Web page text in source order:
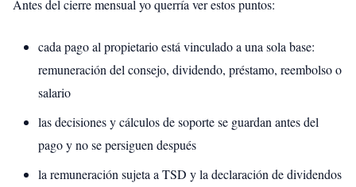
Antes del cierre mensual yo querría ver estos puntos:
cada pago al propietario está vinculado a una sola base:
remuneración del consejo, dividendo, préstamo, reembolso o
salario
las decisiones y cálculos de soporte se guardan antes del
pago y no se persiguen después
la remuneración sujeta a TSD y la declaración de dividendos